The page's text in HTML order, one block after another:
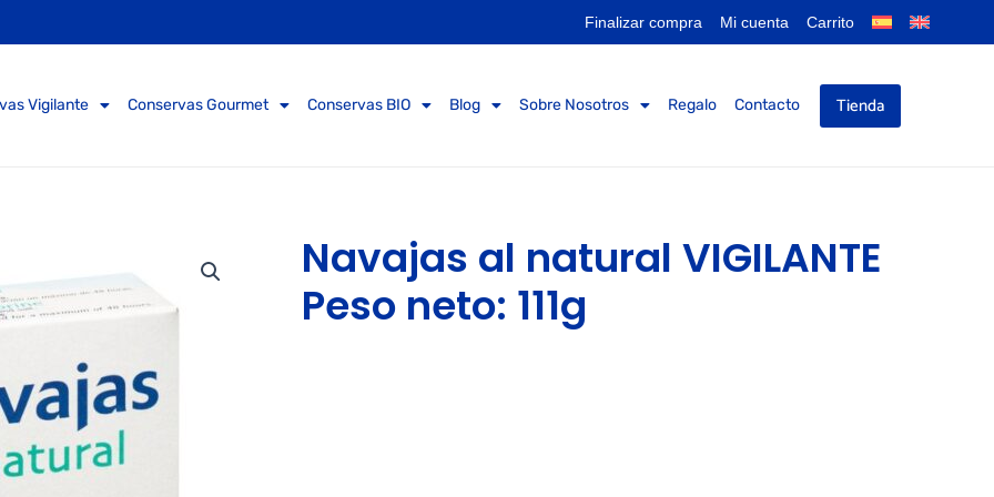
Finalizar compra Mi cuenta Carrito
Vigilante Conservas Gourmet Conservas BIO Blog Sobre Nosotros Regalo Contacto Tienda
Navajas al natural VIGILANTE
Peso neto: 111g